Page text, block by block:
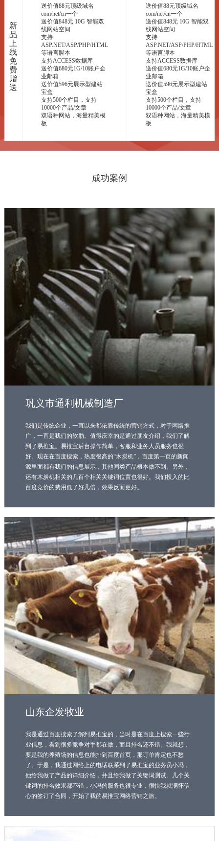
新
品
上
线
免
费
赠
送
送价值88元顶级域名
com/net/cn一个
送价值848元 10G 智能双
线网站空间
支持
ASP.NET/ASP/PHP/HTML
等语言脚本
支持ACCESS数据库
送价值680元1G/10账户企
业邮箱
送价值596元展示型建站
宝盒
支持500个栏目，支持
10000个产品/文章
双语种网站，海量精美模
板
送价值88元顶级域名
com/net/cn一个
送价值848元 10G 智能双
线网站空间
支持
ASP.NET/ASP/PHP/HTML
等语言脚本
支持ACCESS数据库
送价值680元1G/10账户企
业邮箱
送价值596元展示型建站
宝盒
支持500个栏目，支持
10000个产品/文章
双语种网站，海量精美模
板
成功案例
巩义市通利机械制造厂
我们是传统企业，一直以来都依靠传统的营销方式，对于网络推
广，一直是我们的软肋。值得庆幸的是通过朋友介绍，我们了解
到了易推宝。易推宝后台操作简单，客服和业务人员服务也很
好。现在在百度搜索，热度很高的“木炭机”，百度第一页的新闻
源里面都有我们的信息展示，其他同类产品根本做不到。另外，
还有木炭机相关的几百个相关关键词位置也很好。我们投入的比
百度竞价的费用低了好几倍，效果反而更好。
山东企发牧业
我是通过百度搜索了解到易推宝的，当时是在百度上搜索一些行
业信息，看到很多竞争对手都在做，而且排名还不错。我就想，
要是我的养殖场的信息也能排到百度首页，那订单肯定也不愁
了。于是，我通过网络上的电话联系到了易推宝的业务员小冯，
他给我做了产品的详细介绍，并且给我做了关键词测试。几个关
键词的排名效果都不错，小冯的服务也很专业，很快我就满怀信
心的签订了合同，开始了我的易推宝网络营销之旅。